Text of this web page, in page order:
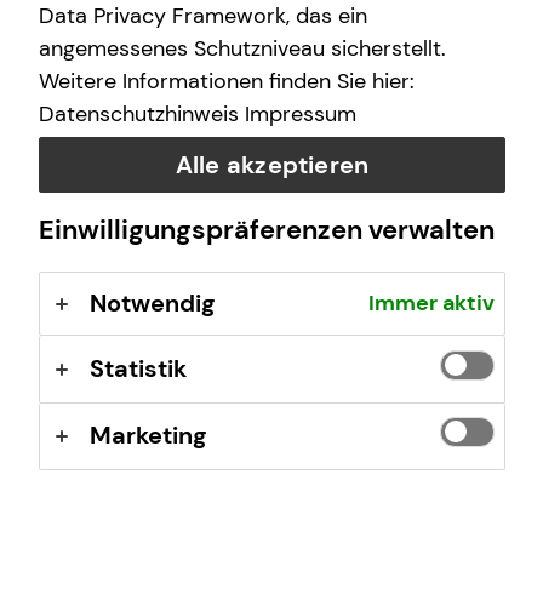
Wir arbeiten an über 400 Standorten, sind untereinander
eng vernetzt und von Nord nach Süd und von West nach
Ost mit vielen Teams vertreten.
tecis im Überblick
40 Jahre Erfahrung am Markt
Deutschlandweit an über 400 Standorten vertreten
Unsere Beratungsphilosophie: Wir beraten unsere
Kundinnen und Kunden so, wie wir auch selbst
beraten werden möchten – ehrlich,
chancenorientiert, leidenschaftlich und kompetent.
tecis Finanzberatung
Data Privacy Framework, das ein
angemessenes Schutzniveau sicherstellt.
Weitere Informationen finden Sie hier:
Datenschutzhinweis Impressum
Alle akzeptieren
Einwilligungspräferenzen verwalten
Notwendig Immer aktiv
Statistik
Marketing